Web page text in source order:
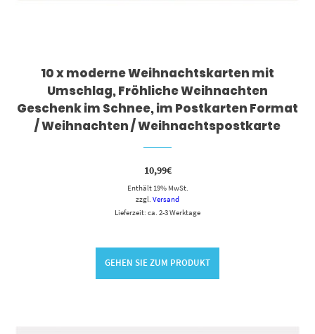
10 x moderne Weihnachtskarten mit
Umschlag, Fröhliche Weihnachten
Geschenk im Schnee, im Postkarten Format
/ Weihnachten / Weihnachtspostkarte
10,99€
Enthält 19% MwSt.
zzgl. Versand
Lieferzeit: ca. 2-3 Werktage
GEHEN SIE ZUM PRODUKT